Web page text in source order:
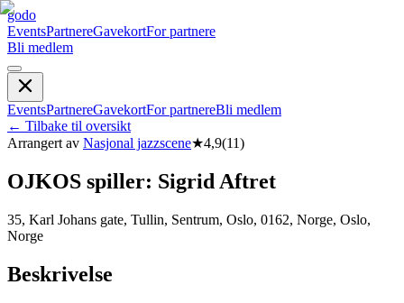
godo
EventsPartnereGavekortFor partnere
Bli medlem
EventsPartnereGavekortFor partnereBli medlem
← Tilbake til oversikt
Arrangert av Nasjonal jazzscene★4,9(11)
OJKOS spiller: Sigrid Aftret
35, Karl Johans gate, Tullin, Sentrum, Oslo, 0162, Norge, Oslo,
Norge
Beskrivelse